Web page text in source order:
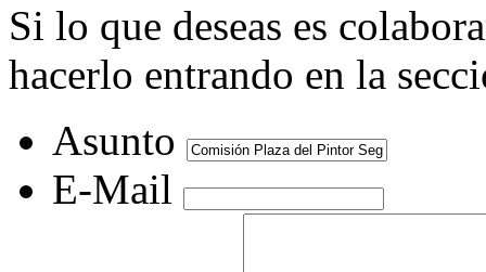
Si lo que deseas es
hacerlo entrando en la
Asunto
E-Mail